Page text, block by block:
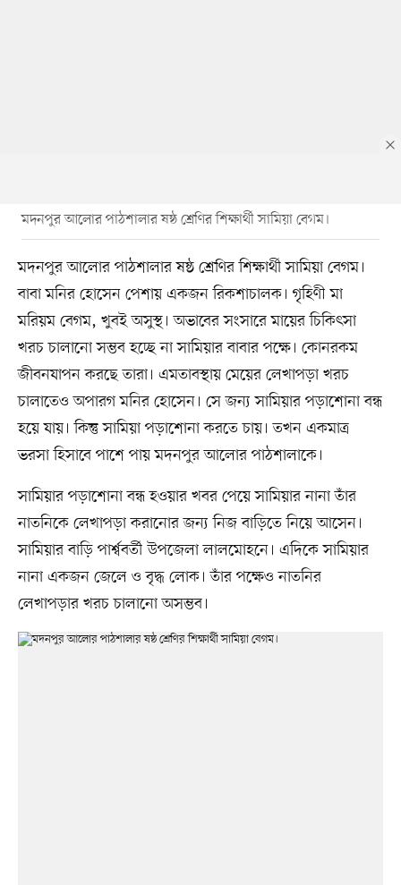
মদনপুর আলোর পাঠশালার ষষ্ঠ শ্রেণির শিক্ষার্থী সামিয়া বেগম।
মদনপুর আলোর পাঠশালার ষষ্ঠ শ্রেণির শিক্ষার্থী সামিয়া বেগম।
বাবা মনির হোসেন পেশায় একজন রিকশাচালক। গৃহিণী মা
মরিয়ম বেগম, খুবই অসুস্থ। অভাবের সংসারে মায়ের চিকিৎসা
খরচ চালানো সম্ভব হচ্ছে না সামিয়ার বাবার পক্ষে। কোনরকম
জীবনযাপন করছে তারা। এমতাবস্থায় মেয়ের লেখাপড়া খরচ
চালাতেও অপারগ মনির হোসেন। সে জন্য সামিয়ার পড়াশোনা বন্ধ
হয়ে যায়। কিন্তু সামিয়া পড়াশোনা করতে চায়। তখন একমাত্র
ভরসা হিসাবে পাশে পায় মদনপুর আলোর পাঠশালাকে।
সামিয়ার পড়াশোনা বন্ধ হওয়ার খবর পেয়ে সামিয়ার নানা তাঁর
নাতনিকে লেখাপড়া করানোর জন্য নিজ বাড়িতে নিয়ে আসেন।
সামিয়ার বাড়ি পার্শ্ববর্তী উপজেলা লালমোহনে। এদিকে সামিয়ার
নানা একজন জেলে ও বৃদ্ধ লোক। তাঁর পক্ষেও নাতনির
লেখাপড়ার খরচ চালানো অসম্ভব।